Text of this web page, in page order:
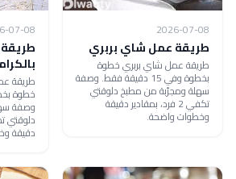
2026-07-08
طريقة عمل شاي بربري
طريقة عمل شاي بربري خطوة
بخطوة وفي 15 دقيقة فقط. وصفة
سهلة ومجرّبة من مطبخ دلوقتي
تكفي 2 فرد، بمقادير دقيقة
وخطوات واضحة.
07-08
طريقة
وصفة
دقيقة